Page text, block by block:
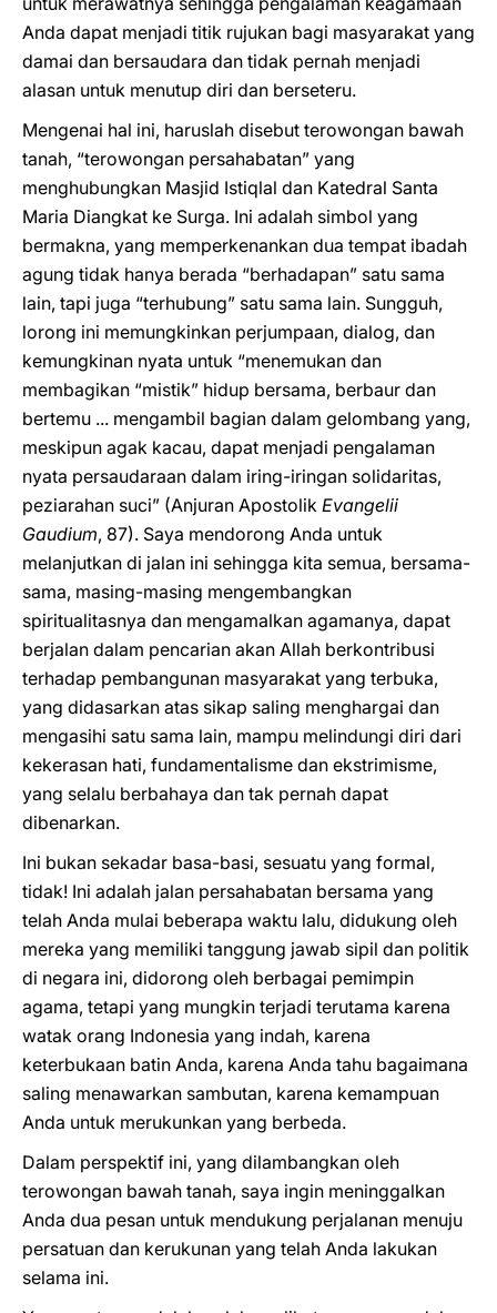
Anda dapat menjadi titik rujukan bagi masyarakat yang
damai dan bersaudara dan tidak pernah menjadi
alasan untuk menutup diri dan berseteru.
Mengenai hal ini, haruslah disebut terowongan bawah
tanah, “terowongan persahabatan” yang
menghubungkan Masjid Istiqlal dan Katedral Santa
Maria Diangkat ke Surga. Ini adalah simbol yang
bermakna, yang memperkenankan dua tempat ibadah
agung tidak hanya berada “berhadapan” satu sama
lain, tapi juga “terhubung” satu sama lain. Sungguh,
lorong ini memungkinkan perjumpaan, dialog, dan
kemungkinan nyata untuk “menemukan dan
membagikan “mistik” hidup bersama, berbaur dan
bertemu ... mengambil bagian dalam gelombang yang,
meskipun agak kacau, dapat menjadi pengalaman
nyata persaudaraan dalam iring-iringan solidaritas,
peziarahan suci” (Anjuran Apostolik Evangelii
Gaudium, 87). Saya mendorong Anda untuk
melanjutkan di jalan ini sehingga kita semua, bersama-
sama, masing-masing mengembangkan
spiritualitasnya dan mengamalkan agamanya, dapat
berjalan dalam pencarian akan Allah berkontribusi
terhadap pembangunan masyarakat yang terbuka,
yang didasarkan atas sikap saling menghargai dan
mengasihi satu sama lain, mampu melindungi diri dari
kekerasan hati, fundamentalisme dan ekstrimisme,
yang selalu berbahaya dan tak pernah dapat
dibenarkan.
Ini bukan sekadar basa-basi, sesuatu yang formal,
tidak! Ini adalah jalan persahabatan bersama yang
telah Anda mulai beberapa waktu lalu, didukung oleh
mereka yang memiliki tanggung jawab sipil dan politik
di negara ini, didorong oleh berbagai pemimpin
agama, tetapi yang mungkin terjadi terutama karena
watak orang Indonesia yang indah, karena
keterbukaan batin Anda, karena Anda tahu bagaimana
saling menawarkan sambutan, karena kemampuan
Anda untuk merukunkan yang berbeda.
Dalam perspektif ini, yang dilambangkan oleh
terowongan bawah tanah, saya ingin meninggalkan
Anda dua pesan untuk mendukung perjalanan menuju
persatuan dan kerukunan yang telah Anda lakukan
selama ini.